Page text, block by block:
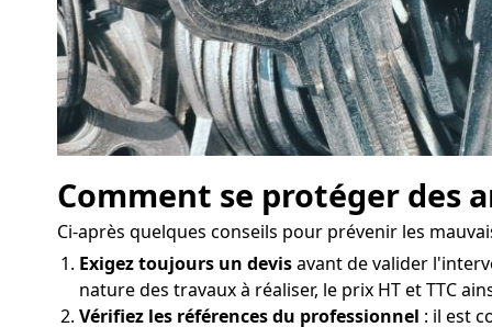
Comment se protéger des
Ci-après quelques conseils pour prévenir les
Exigez toujours un devisavant de valider
nature des travaux à réaliser, le prix HT et TTC
Vérifiez les références du professionnel : il est